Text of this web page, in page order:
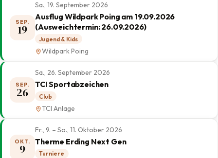
SEP.
19
Sa., 19. September 2026
Ausflug Wildpark Poing am 19.09.2026
(Ausweichtermin: 26.09.2026)
Jugend & Kids
Wildpark Poing
SEP.
26
Sa., 26. September 2026
TCI Sportabzeichen
Club
TCI Anlage
OKT.
9
Fr., 9. – So., 11. Oktober 2026
Therme Erding Next Gen
Turniere